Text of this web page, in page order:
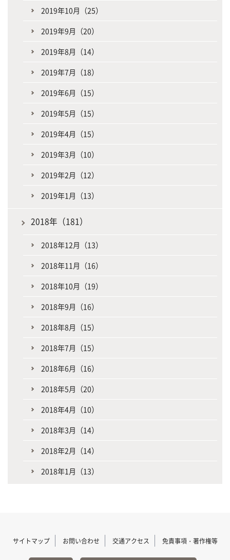
2019年10月（25）
2019年9月（20）
2019年8月（14）
2019年7月（18）
2019年6月（15）
2019年5月（15）
2019年4月（15）
2019年3月（10）
2019年2月（12）
2019年1月（13）
2018年（181）
2018年12月（13）
2018年11月（16）
2018年10月（19）
2018年9月（16）
2018年8月（15）
2018年7月（15）
2018年6月（16）
2018年5月（20）
2018年4月（10）
2018年3月（14）
2018年2月（14）
2018年1月（13）
サイトマップ お問い合わせ 交通アクセス 免責事項・著作権等